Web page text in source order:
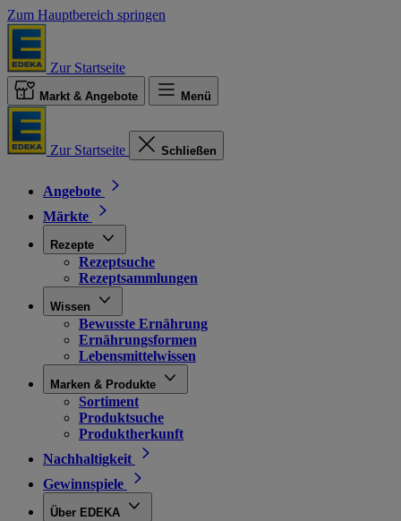
Zum Hauptbereich springen
Zur Startseite
Markt & Angebote Menü
Zur Startseite Schließen
Angebote
Märkte
Rezepte
Rezeptsuche
Rezeptsammlungen
Wissen
Bewusste Ernährung
Ernährungsformen
Lebensmittelwissen
Marken & Produkte
Sortiment
Produktsuche
Produktherkunft
Nachhaltigkeit
Gewinnspiele
Über EDEKA